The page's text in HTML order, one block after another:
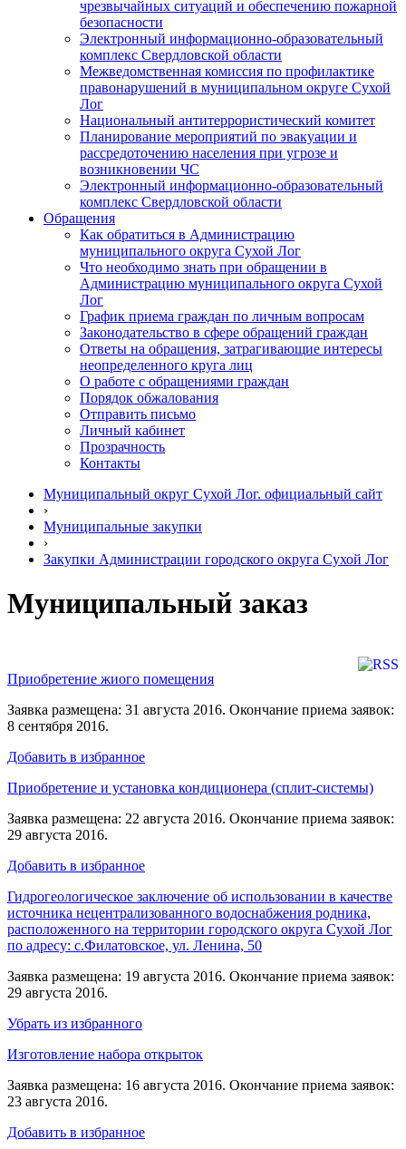
чрезвычайных ситуаций и обеспечению пожарной
безопасности
Электронный информационно-образовательный
комплекс Cвердловской области
Межведомственная комиссия по профилактике
правонарушений в муниципальном округе Сухой
Лог
Национальный антитеррористический комитет
Планирование мероприятий по эвакуации и
рассредоточению населения при угрозе и
возникновении ЧС
Электронный информационно-образовательный
комплекс Свердловской области
Обращения
Как обратиться в Администрацию
муниципального округа Сухой Лог
Что необходимо знать при обращении в
Администрацию муниципального округа Сухой
Лог
График приема граждан по личным вопросам
Законодательство в сфере обращений граждан
Ответы на обращения, затрагивающие интересы
неопределенного круга лиц
О работе с обращениями граждан
Порядок обжалования
Отправить письмо
Личный кабинет
Прозрачность
Контакты
Муниципальный округ Сухой Лог. официальный сайт
›
Муниципальные закупки
›
Закупки Администрации городского округа Сухой Лог
Муниципальный заказ
Приобретение жиого помещения
Заявка размещена: 31 августа 2016. Окончание приема заявок:
8 сентября 2016.
Добавить в избранное
Приобретение и установка кондиционера (сплит-системы)
Заявка размещена: 22 августа 2016. Окончание приема заявок:
29 августа 2016.
Добавить в избранное
Гидрогеологическое заключение об использовании в качестве
источника нецентрализованного водоснабжения родника,
расположенного на территории городского округа Сухой Лог
по адресу: с.Филатовское, ул. Ленина, 50
Заявка размещена: 19 августа 2016. Окончание приема заявок:
29 августа 2016.
Убрать из избранного
Изготовление набора открыток
Заявка размещена: 16 августа 2016. Окончание приема заявок:
23 августа 2016.
Добавить в избранное